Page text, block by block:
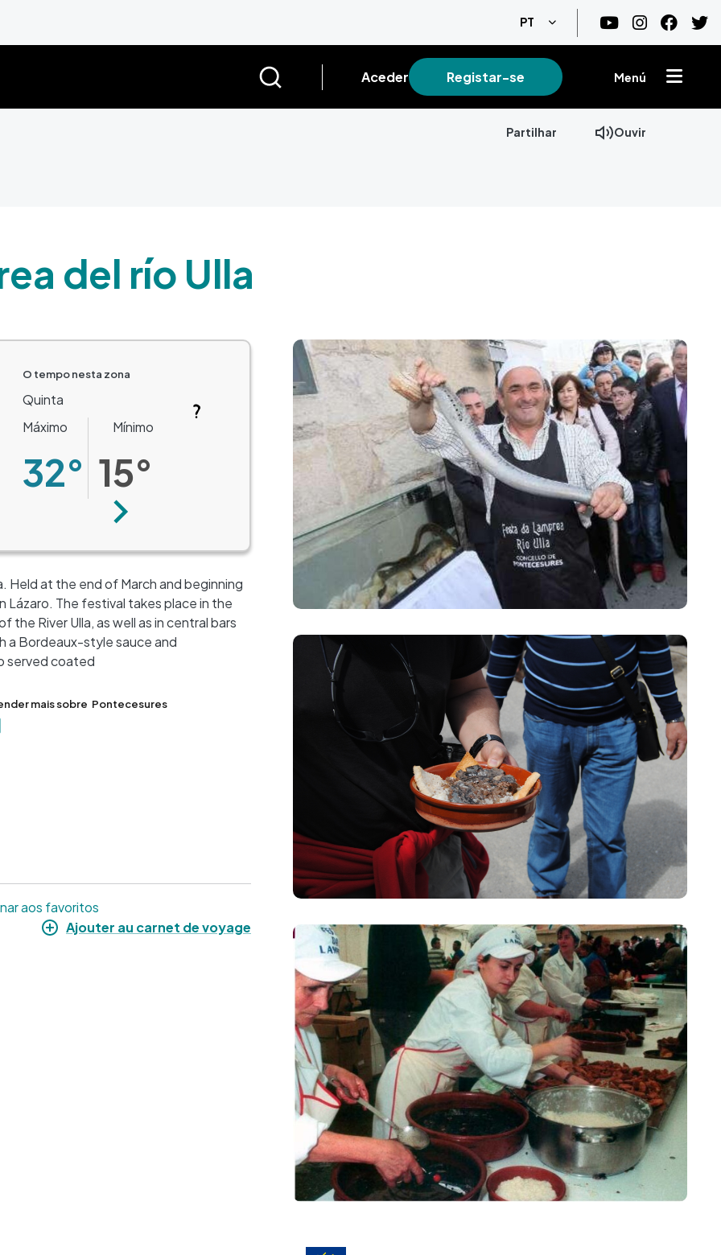
PT Lista de ações adicionais
Aceder Registar-se Menú
Partilhar Ouvir
del río Ulla
O tempo nesta zona
Quinta
Máximo
32°
Mínimo
15°
Seguinte
Held at the end of March and beginning
Lázaro. The festival takes place in the
River Ulla, as well as in central bars
a Bordeaux-style sauce and
served coated
+
mais sobre Pontecesures
aos favoritos
Ajouter au carnet de voyage
Imagem
Imagem
Imagem